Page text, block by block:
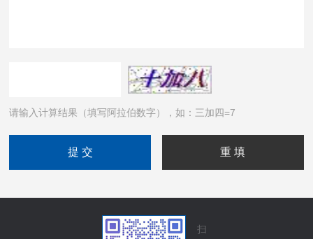
请输入计算结果（填写阿拉伯数字），如：三加四=7
扫